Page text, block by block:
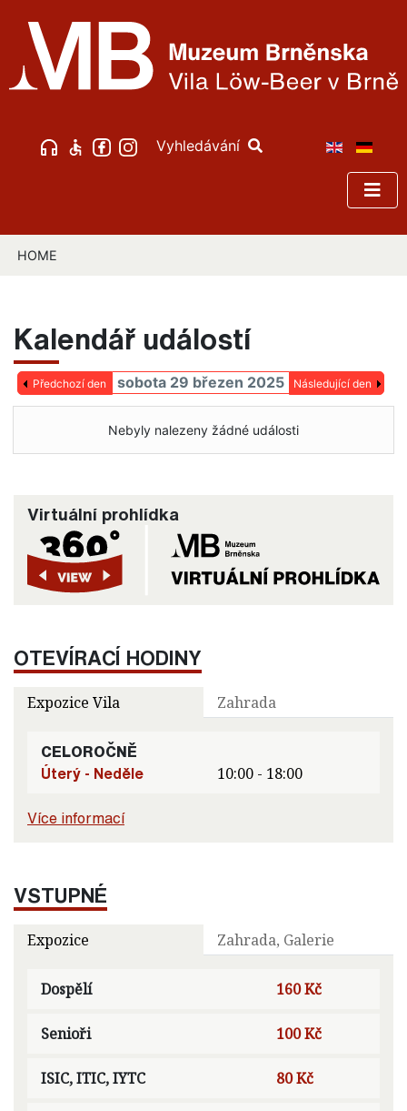
Vyhledávání
HOME
Kalendář událostí
Předchozí den sobota 29 březen 2025 Následující den
Nebyly nalezeny žádné události
Virtuální prohlídka
OTEVÍRACÍ HODINY
Expozice Vila Zahrada
CELOROČNĚ
Úterý - Neděle
10:00 - 18:00
Více informací
VSTUPNÉ
Expozice Zahrada, Galerie
Dospělí 160 Kč
Senioři 100 Kč
ISIC, ITIC, IYTC 80 Kč